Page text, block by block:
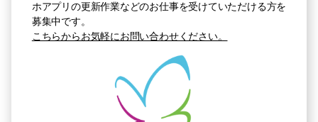
ホアプリの更新作業などのお仕事を受けていただける方を
募集中です。
こちらからお気軽にお問い合わせください。